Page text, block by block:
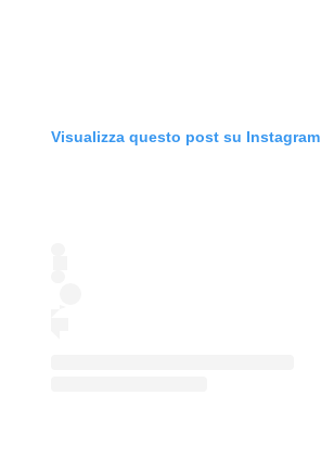
Visualizza questo post su Instagram